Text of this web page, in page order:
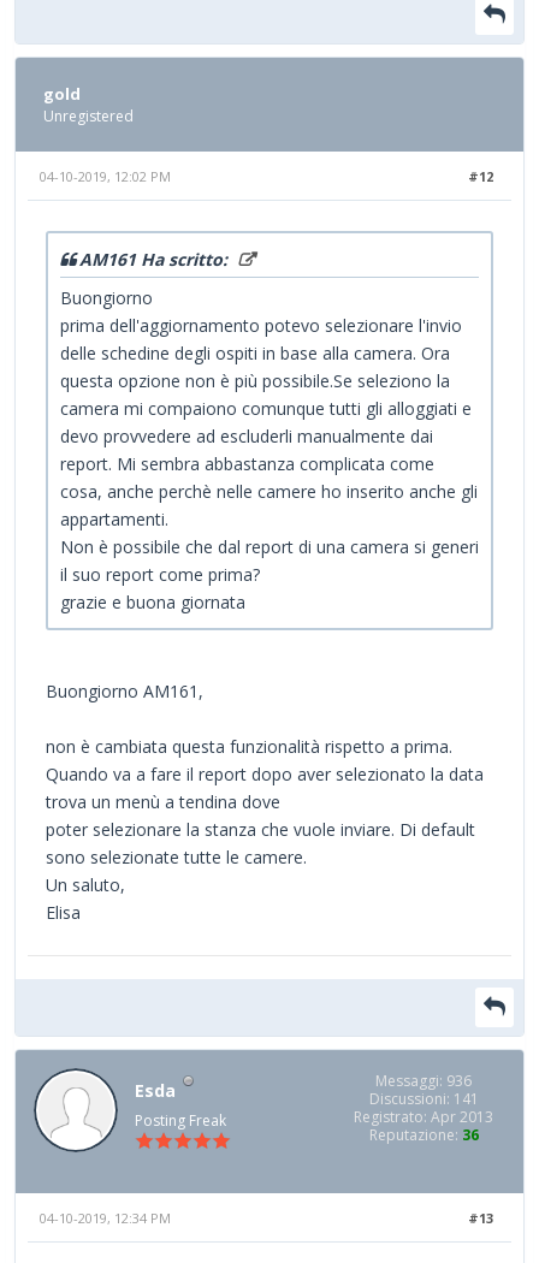
gold
Unregistered
#12
04-10-2019, 12:02 PM
AM161 Ha scritto:
Buongiorno
prima dell'aggiornamento potevo selezionare l'invio
delle schedine degli ospiti in base alla camera. Ora
questa opzione non è più possibile.Se seleziono la
camera mi compaiono comunque tutti gli alloggiati e
devo provvedere ad escluderli manualmente dai
report. Mi sembra abbastanza complicata come
cosa, anche perchè nelle camere ho inserito anche gli
appartamenti.
Non è possibile che dal report di una camera si generi
il suo report come prima?
grazie e buona giornata
Buongiorno AM161,
non è cambiata questa funzionalità rispetto a prima.
Quando va a fare il report dopo aver selezionato la data
trova un menù a tendina dove
poter selezionare la stanza che vuole inviare. Di default
sono selezionate tutte le camere.
Un saluto,
Elisa
Esda
Posting Freak
Messaggi: 936
Discussioni: 141
Registrato: Apr 2013
Reputazione: 36
#13
04-10-2019, 12:34 PM